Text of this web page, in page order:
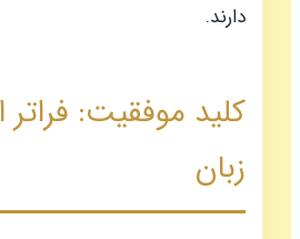
دارند.
کلید موفقیت:
زبان